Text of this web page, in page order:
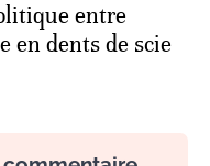
entre
en dents de scie